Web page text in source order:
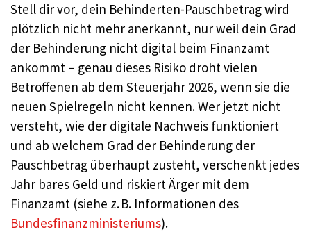
Stell dir vor, dein Behinderten-Pauschbetrag wird
plötzlich nicht mehr anerkannt, nur weil dein Grad
der Behinderung nicht digital beim Finanzamt
ankommt – genau dieses Risiko droht vielen
Betroffenen ab dem Steuerjahr 2026, wenn sie die
neuen Spielregeln nicht kennen. Wer jetzt nicht
versteht, wie der digitale Nachweis funktioniert
und ab welchem Grad der Behinderung der
Pauschbetrag überhaupt zusteht, verschenkt jedes
Jahr bares Geld und riskiert Ärger mit dem
Finanzamt (siehe z. B. Informationen des
Bundesfinanzministeriums).